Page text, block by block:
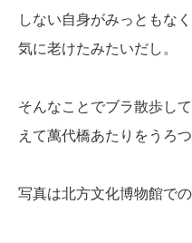
しない自身がみっともな
気に老けたみたいだし。
そんなことでブラ散歩し
えて萬代橋あたりをうろ
写真は北方文化博物館で